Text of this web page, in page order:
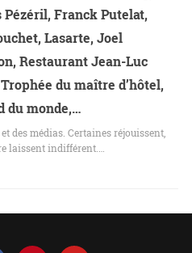
Pézéril, Franck Putelat,
Lasarte, Joel
Restaurant Jean-Luc
du maître d’hôtel,
du monde,…
des médias. Certaines réjouissent,
laissent indifférent.…